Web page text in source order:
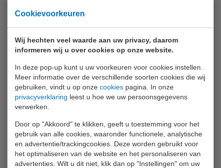
Cookievoorkeuren
Wij hechten veel waarde aan uw privacy, daarom
informeren wij u over cookies op onze website.
In deze pop-up kunt u uw voorkeuren voor cookies instellen.
Meer informatie over de verschillende soorten cookies die wij
gebruiken, vindt u op onze cookies pagina. In onze
privacyverklaring leest u hoe we uw persoonsgegevens
verwerken.
Door op "Akkoord" te klikken, geeft u toestemming voor het
gebruik van alle cookies, waaronder functionele, analytische
en advertentie/trackingcookies. Deze worden gebruikt voor
het optimaliseren van de website en het personaliseren van
advertenties. Wilt u dit niet, klik dan op "Instellingen" om uw
C2006 optische USB-kabel met downloadbare
software
Downloadbare handleiding
Snelstart-handleiding
VA500 kunststof draagkoffer
KIT799 meetsnoerenset
Set van 6 oplaadbare batterijen
Batterijlader